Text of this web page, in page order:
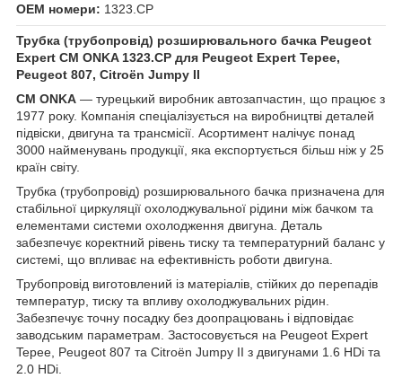
OEM номери: 1323.CP
Трубка (трубопровід) розширювального бачка Peugeot
Expert CM ONKA 1323.CP для Peugeot Expert Tepee,
Peugeot 807, Citroën Jumpy II
CM ONKA — турецький виробник автозапчастин, що працює з
1977 року. Компанія спеціалізується на виробництві деталей
підвіски, двигуна та трансмісії. Асортимент налічує понад
3000 найменувань продукції, яка експортується більш ніж у 25
країн світу.
Трубка (трубопровід) розширювального бачка призначена для
стабільної циркуляції охолоджувальної рідини між бачком та
елементами системи охолодження двигуна. Деталь
забезпечує коректний рівень тиску та температурний баланс у
системі, що впливає на ефективність роботи двигуна.
Трубопровід виготовлений із матеріалів, стійких до перепадів
температур, тиску та впливу охолоджувальних рідин.
Забезпечує точну посадку без доопрацювань і відповідає
заводським параметрам. Застосовується на Peugeot Expert
Tepee, Peugeot 807 та Citroën Jumpy II з двигунами 1.6 HDi та
2.0 HDi.